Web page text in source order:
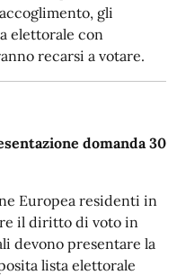
gli
elettorale con
recarsi a votare.
domanda 30
Europea residenti in
il diritto di voto in
devono presentare la
lista elettorale